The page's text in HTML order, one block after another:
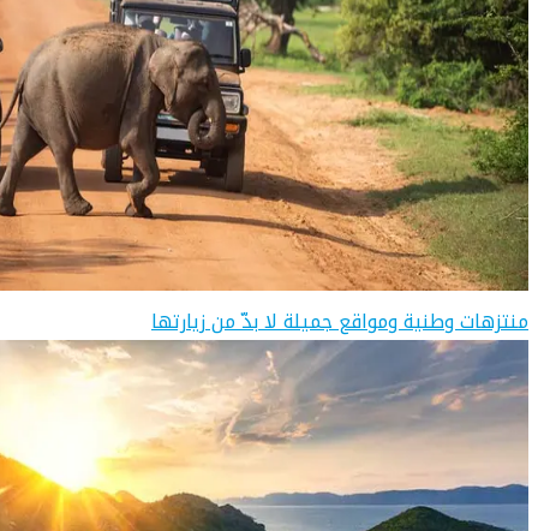
منتزهات وطنية ومواقع جميلة لا بدّ من زيارتها